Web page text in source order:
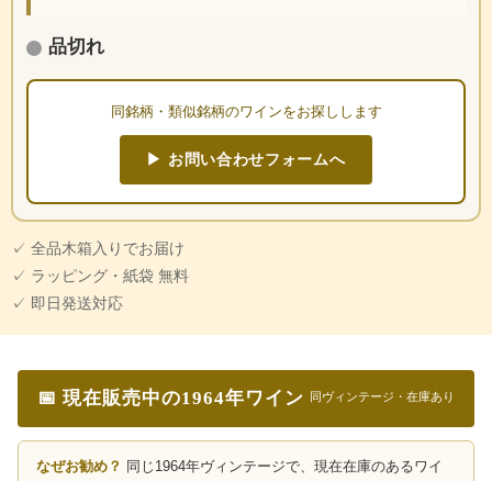
品切れ
同銘柄・類似銘柄のワインをお探しします
▶ お問い合わせフォームへ
✓ 全品木箱入りでお届け
✓ ラッピング・紙袋 無料
✓ 即日発送対応
📅 現在販売中の1964年ワイン 同ヴィンテージ・在庫あり
なぜお勧め？ 同じ1964年ヴィンテージで、現在在庫のあるワイ